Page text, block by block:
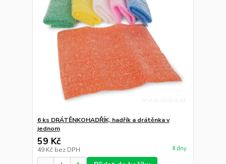
6 ks DRÁTĚNKOHADŘÍK, hadřík a drátěnka v
jednom
59 Kč
49 Kč bez DPH 4 dny